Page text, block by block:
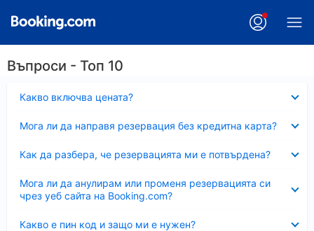
Въпроси - Топ 10
Какво включва цената?
Мога ли да направя резервация без кредитна карта?
Как да разбера, че резервацията ми е потвърдена?
Мога ли да анулирам или променя резервацията си
чрез уеб сайта на Booking.com?
Какво е пин код и защо ми е нужен?